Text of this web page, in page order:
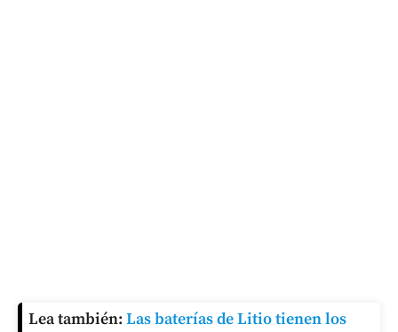
Lea también: Las baterías de Litio tienen los